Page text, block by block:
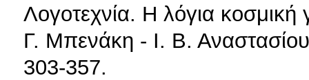
Λογοτεχνία. Η λόγια
Γ. Μπενάκη - Ι. Β.
303-357.